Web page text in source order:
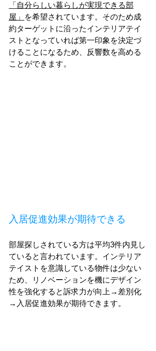
「自分らしい暮らしが実現できる部
屋」
を希望されています。そのため成
約ターゲットに沿ったインテリアテイ
ストとなっていれば第一印象を決定づ
けることになるため、反響数を高める
ことができます。
入居促進効果が期待できる
部屋探しされている方は平均3件内見し
ていると言われています。インテリア
テイストを意識している物件は少ない
ため、リノベーションを機にデザイン
性を強化すると訴求力が向上→差別化
→入居促進効果が期待できます。